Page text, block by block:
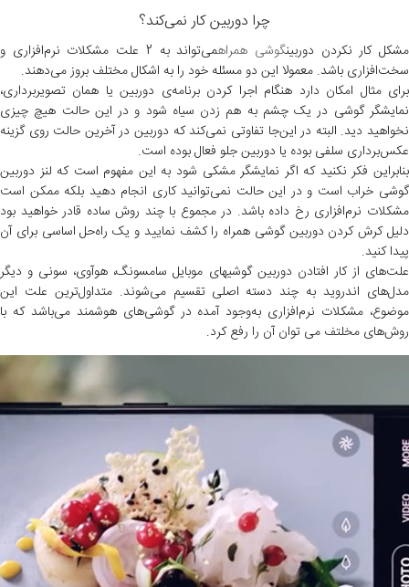
چرا دوربین کار نمی‌کند؟
مشکل کار نکردن دوربینگوشی همراه
می‌تواند به 2 علت مشکلات نرم‌افزاری و
سخت‌افزاری باشد. معمولا این دو مسئله خود را به اشکال مختلف بروز می‌دهند.
برای مثال امکان دارد هنگام اجرا کردن برنامه‌ی دوربین یا همان تصویربرداری،
نمایشگر گوشی در یک چشم به هم زدن سیاه شود و در این حالت هیچ چیزی
نخواهید دید. البته در این‌جا تفاوتی نمی‌کند که دوربین در آخرین حالت روی گزینه
عکس‌برداری سلفی بوده یا دوربین جلو فعال بوده است.
بنابراین فکر نکنید که اگر نمایشگر مشکی شود به این مفهوم است که لنز دوربین
گوشی خراب است و در این حالت نمی‌توانید کاری انجام دهید بلکه ممکن است
مشکلات نرم‌افزاری رخ داده باشد. در مجموع با چند روش ساده قادر خواهید بود
دلیل کرش کردن دوربین گوشی همراه را کشف نمایید و یک راه‌حل اساسی برای آن
پیدا کنید.
علت‌های از کار افتادن دوربین گوشیهای موبایل سامسونگ، هوآوی، سونی و دیگر
مدل‌های اندروید به چند دسته اصلی تقسیم می‌شوند. متداول‌ترین علت این
موضوع، مشکلات نرم‌افزاری به‌وجود آمده در گوشی‌های هوشمند می‌باشد که با
روش‌های مخلتف می توان آن را رفع کرد.